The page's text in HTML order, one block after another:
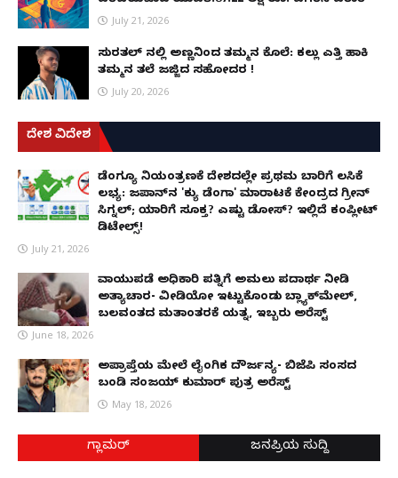
July 21, 2026
ಸುರತ್ಕಲ್ ನಲ್ಲಿ ಅಣ್ಣನಿಂದ ತಮ್ಮನ ಕೊಲೆ: ಕಲ್ಲು ಎತ್ತಿ ಹಾಕಿ
ತಮ್ಮನ ತಲೆ ಜಜ್ಜಿದ ಸಹೋದರ !
July 20, 2026
ದೇಶ ವಿದೇಶ
ಡೆಂಗ್ಯೂ ನಿಯಂತ್ರಣಕ್ಕೆ ದೇಶದಲ್ಲೇ ಪ್ರಥಮ ಬಾರಿಗೆ ಲಸಿಕೆ
ಲಭ್ಯ: ಜಪಾನ್‌ನ 'ಕ್ಯು ಡೆಂಗಾ' ಮಾರಾಟಕ್ಕೆ ಕೇಂದ್ರದ ಗ್ರೀನ್
ಸಿಗ್ನಲ್; ಯಾರಿಗೆ ಸೂಕ್ತ? ಎಷ್ಟು ಡೋಸ್? ಇಲ್ಲಿದೆ ಕಂಪ್ಲೀಟ್
ಡಿಟೇಲ್ಸ್!
July 21, 2026
ವಾಯುಪಡೆ ಅಧಿಕಾರಿ ಪತ್ನಿಗೆ ಅಮಲು ಪದಾರ್ಥ ನೀಡಿ
ಅತ್ಯಾಚಾರ- ವೀಡಿಯೋ ಇಟ್ಟುಕೊಂಡು ಬ್ಲ್ಯಾಕ್‌ಮೇಲ್,
ಬಲವಂತದ ಮತಾಂತರಕ್ಕೆ ಯತ್ನ, ಇಬ್ಬರು ಅರೆಸ್ಟ್
June 18, 2026
ಅಪ್ರಾಪ್ತೆಯ ಮೇಲೆ ಲೈಂಗಿಕ ದೌರ್ಜನ್ಯ- ಬಿಜೆಪಿ ಸಂಸದ
ಬಂಡಿ ಸಂಜಯ್ ಕುಮಾರ್ ಪುತ್ರ ಅರೆಸ್ಟ್
May 18, 2026
ಗ್ಲಾಮರ್ ಜನಪ್ರಿಯ ಸುದ್ದಿ